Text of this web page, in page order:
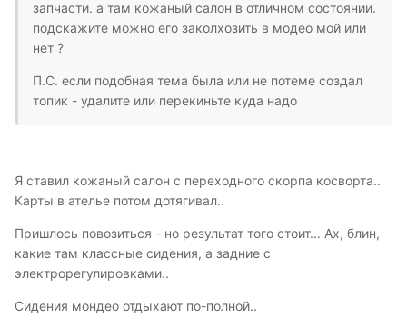
запчасти. а там кожаный салон в отличном состоянии.
подскажите можно его заколхозить в модео мой или
нет ?
П.С. если подобная тема была или не потеме создал
топик - удалите или перекиньте куда надо
Я ставил кожаный салон с переходного скорпа косворта..
Карты в ателье потом дотягивал..
Пришлось повозиться - но результат того стоит... Ах, блин,
какие там классные сидения, а задние с
электрорегулировками..
Сидения мондео отдыхают по-полной..